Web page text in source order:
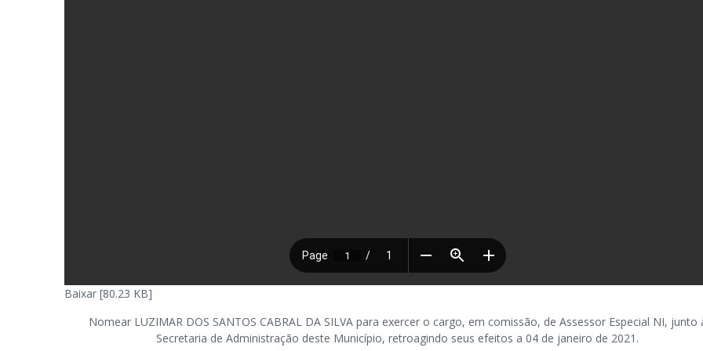
Baixar [80.23 KB]
Nomear LUZIMAR DOS SANTOS CABRAL DA SILVA para exercer o cargo, em comissão, de Assessor Especial NI, junto
Secretaria de Administração deste Município, retroagindo seus efeitos a 04 de janeiro de 2021.